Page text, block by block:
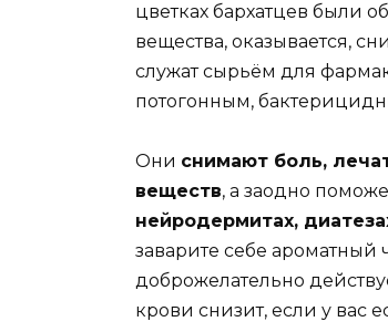
цветках бархатцев были
вещества, оказывается,
служат сырьём для
потогонным,
Они снимают боль,
веществ, а заодно
нейродермитах,
заварите себе ароматный
доброжелательно
крови снизит, если у вас